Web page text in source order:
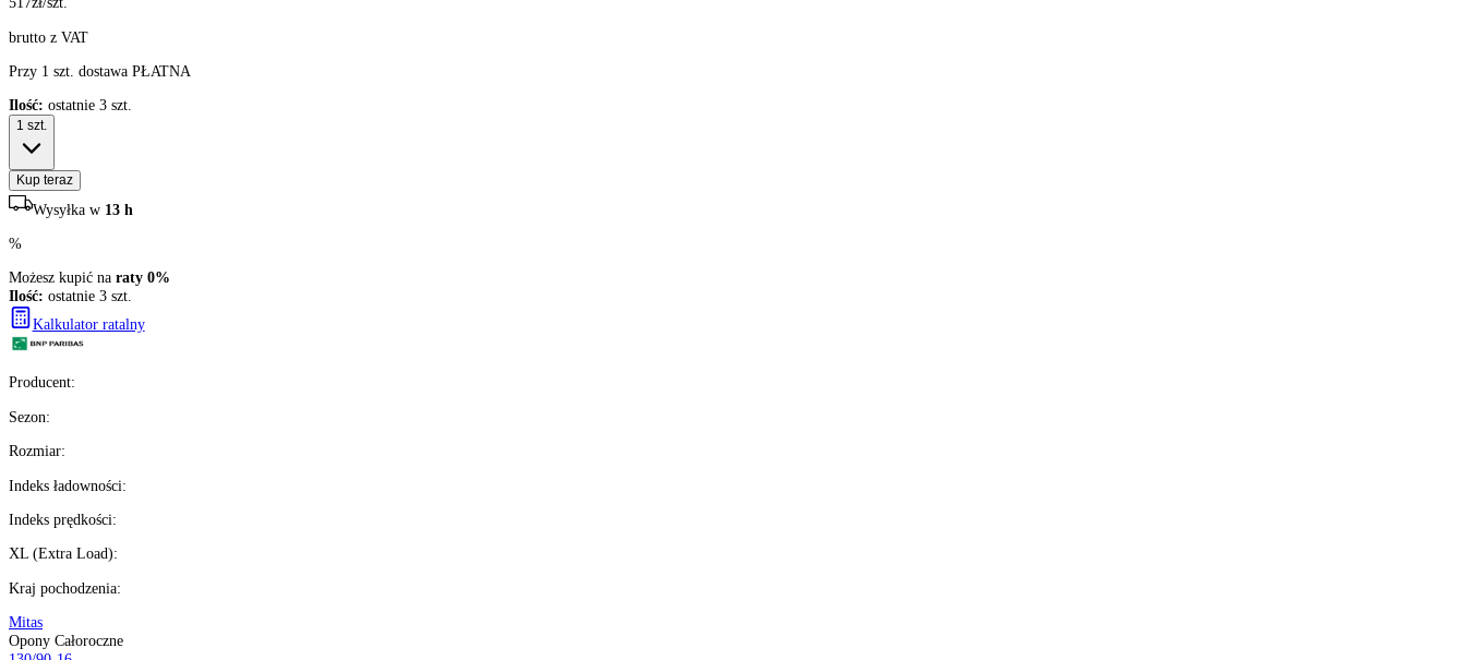
517zł/szt.
Ilość: ostatnie 3 szt.
1szt.
Kup teraz
Wysyłka w
%
Możesz kupić na
Ilość: ostatnie 3 szt.
Kalkulator ratalny
Sezon :